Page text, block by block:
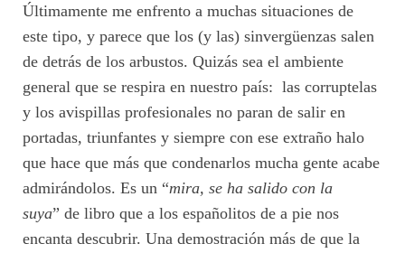
Últimamente me enfrento a muchas situaciones de
este tipo, y parece que los (y las) sinvergüenzas salen
de detrás de los arbustos. Quizás sea el ambiente
general que se respira en nuestro país: las corruptelas
y los avispillas profesionales no paran de salir en
portadas, triunfantes y siempre con ese extraño halo
que hace que más que condenarlos mucha gente acabe
admirándolos. Es un “mira, se ha salido con la
suya” de libro que a los españolitos de a pie nos
encanta descubrir. Una demostración más de que la